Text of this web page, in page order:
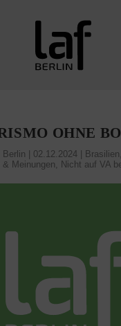
OHNE
Berlin 02.12.2024 Brasilien
Meinungen, Nicht auf VA